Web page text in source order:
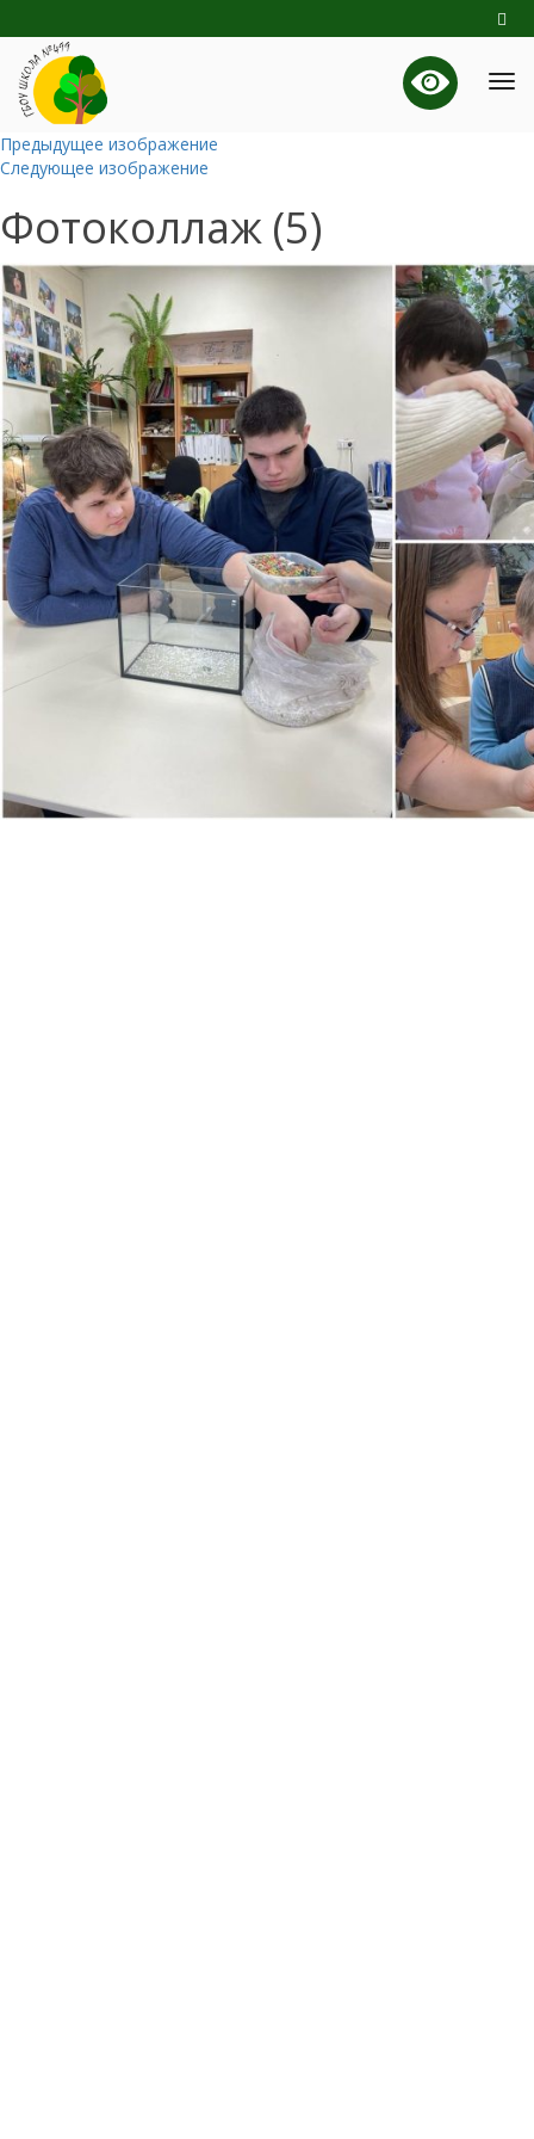
Предыдущее изображение
Следующее изображение
Фотоколлаж (5)